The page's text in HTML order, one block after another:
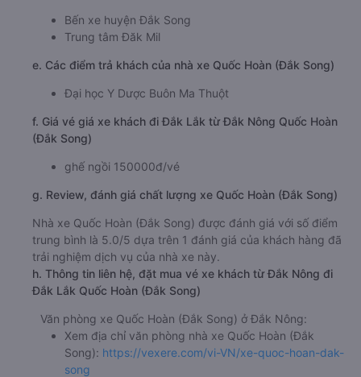
Bến xe huyện Đắk Song
Trung tâm Đăk Mil
e. Các điểm trả khách của nhà xe Quốc Hoàn (Đắk Song)
Đại học Y Dược Buôn Ma Thuột
f. Giá vé giá xe khách đi Đắk Lắk từ Đắk Nông Quốc Hoàn
(Đắk Song)
ghế ngồi 150000đ/vé
g. Review, đánh giá chất lượng xe Quốc Hoàn (Đắk Song)
Nhà xe Quốc Hoàn (Đắk Song) được đánh giá với số điểm
trung bình là 5.0/5 dựa trên 1 đánh giá của khách hàng đã
trải nghiệm dịch vụ của nhà xe này.
h. Thông tin liên hệ, đặt mua vé xe khách từ Đắk Nông đi
Đắk Lắk Quốc Hoàn (Đắk Song)
Văn phòng xe Quốc Hoàn (Đắk Song) ở Đắk Nông:
Xem địa chỉ văn phòng nhà xe Quốc Hoàn (Đắk
Song): https://vexere.com/vi-VN/xe-quoc-hoan-dak-
song